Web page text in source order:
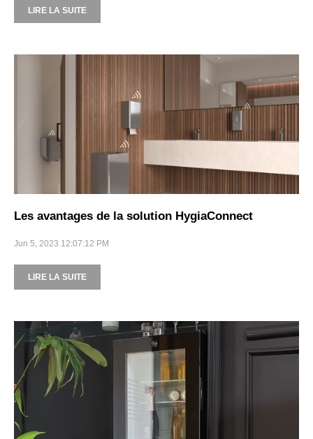
LIRE LA SUITE
Les avantages de la solution HygiaConnect
Jun 5, 2023 12:07:12 PM
LIRE LA SUITE